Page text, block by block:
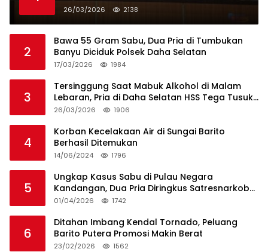
26/03/2026 2138
2
Bawa 55 Gram Sabu, Dua Pria di Tumbukan
Banyu Diciduk Polsek Daha Selatan
17/03/2026 1984
3
Tersinggung Saat Mabuk Alkohol di Malam
Lebaran, Pria di Daha Selatan HSS Tega Tusuk
Teman Sendiri
26/03/2026 1906
4
Korban Kecelakaan Air di Sungai Barito
Berhasil Ditemukan
14/06/2024 1796
5
Ungkap Kasus Sabu di Pulau Negara
Kandangan, Dua Pria Diringkus Satresnarkoba
HSS
01/04/2026 1742
6
Ditahan Imbang Kendal Tornado, Peluang
Barito Putera Promosi Makin Berat
23/02/2026 1562